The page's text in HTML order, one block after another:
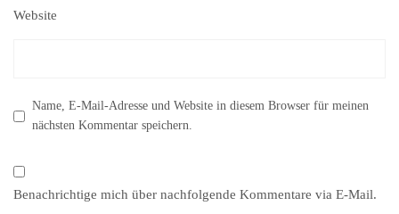
Website
Name, E-Mail-Adresse und Website in diesem Browser für meinen
nächsten Kommentar speichern.
Benachrichtige mich über nachfolgende Kommentare via E-Mail.